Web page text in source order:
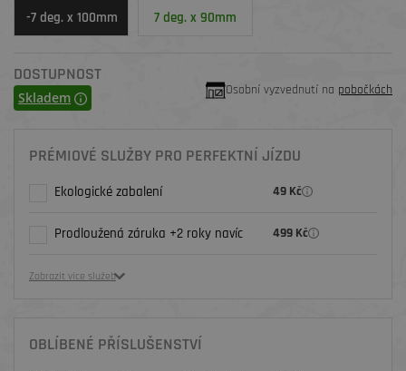
-7 deg. x 100mm 7 deg. x 90mm
DOSTUPNOST
Skladem Osobní vyzvednutí na pobočkách
PRÉMIOVÉ SLUŽBY PRO PERFEKTNÍ JÍZDU
Ekologické zabalení 49 Kč
Prodloužená záruka +2 roky navíc 499 Kč
Zobrazit více služeb
OBLÍBENÉ PŘÍSLUŠENSTVÍ